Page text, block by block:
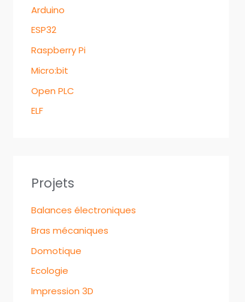
Arduino
ESP32
Raspberry Pi
Micro:bit
Open PLC
ELF
Projets
Balances électroniques
Bras mécaniques
Domotique
Ecologie
Impression 3D